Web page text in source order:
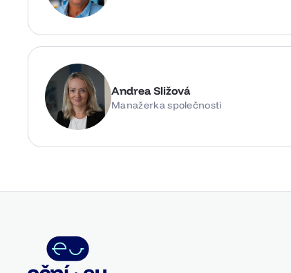
Andrea Sližová
Manažerka společnosti